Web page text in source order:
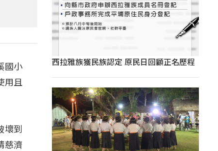
國小
用且
壞到
慈濟
西拉雅族獲民族認定 原民日回顧正名歷程